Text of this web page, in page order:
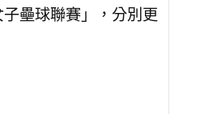
壘球聯賽」，分別更